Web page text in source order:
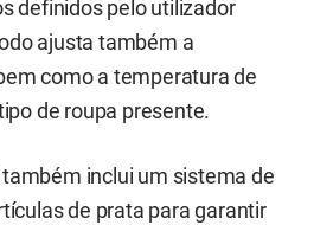
definidos pelo utilizador
ajusta também a
como a temperatura de
de roupa presente.
inclui um sistema de
de prata para garantir